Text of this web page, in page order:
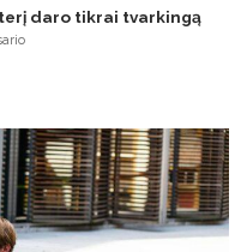
daro tikrai tvarkingą